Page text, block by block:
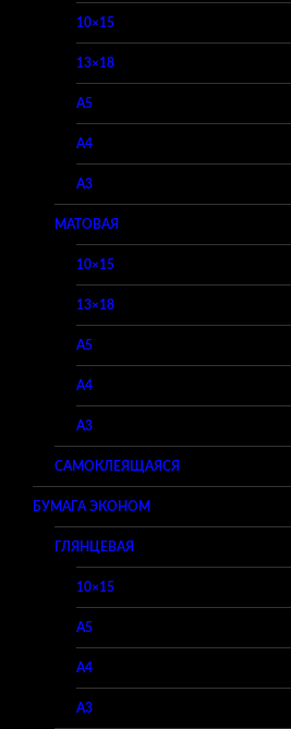
10×15
13×18
A5
A4
A3
МАТОВАЯ
10×15
13×18
A5
A4
A3
САМОКЛЕЯЩАЯСЯ
БУМАГА ЭКОНОМ
ГЛЯНЦЕВАЯ
10×15
A5
A4
A3